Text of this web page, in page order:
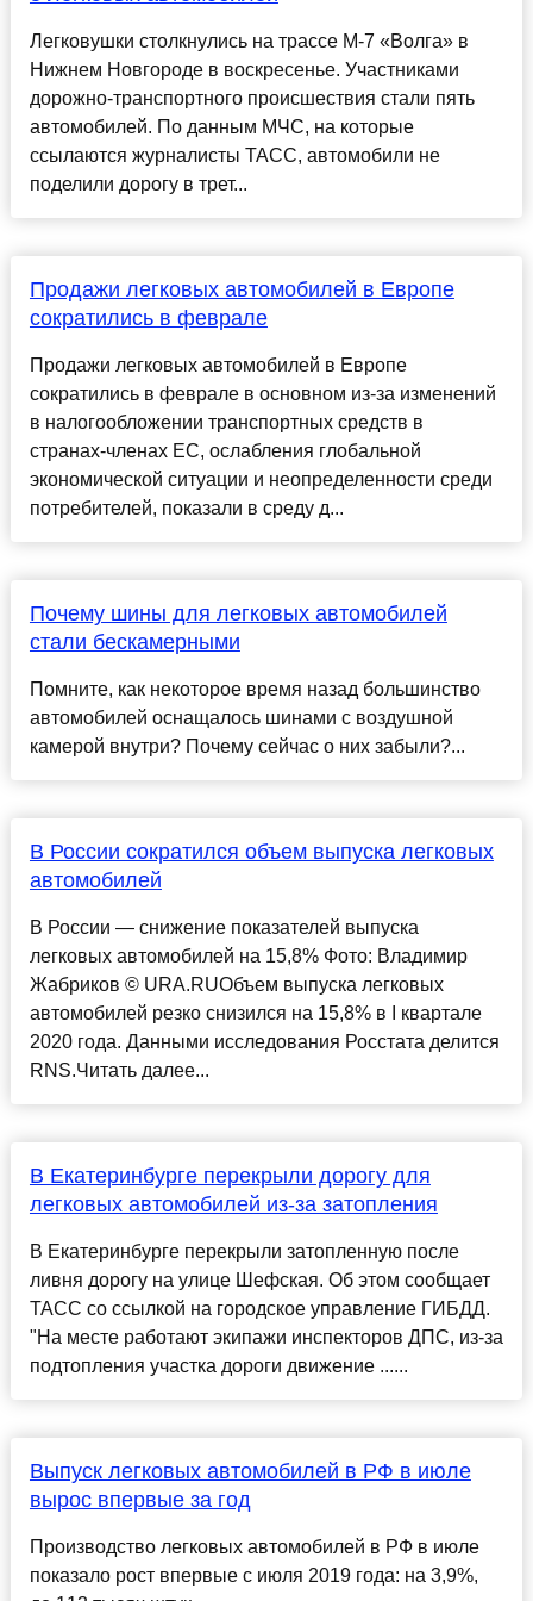
Легковушки столкнулись на трассе М-7 «Волга» в
Нижнем Новгороде в воскресенье. Участниками
дорожно-транспортного происшествия стали пять
автомобилей. По данным МЧС, на которые
ссылаются журналисты ТАСС, автомобили не
поделили дорогу в трет...
Продажи легковых автомобилей в Европе
сократились в феврале
Продажи легковых автомобилей в Европе
сократились в феврале в основном из-за изменений
в налогообложении транспортных средств в
странах-членах ЕС, ослабления глобальной
экономической ситуации и неопределенности среди
потребителей, показали в среду д...
Почему шины для легковых автомобилей
стали бескамерными
Помните, как некоторое время назад большинство
автомобилей оснащалось шинами с воздушной
камерой внутри? Почему сейчас о них забыли?...
В России сократился объем выпуска легковых
автомобилей
В России — снижение показателей выпуска
легковых автомобилей на 15,8% Фото: Владимир
Жабриков © URA.RUОбъем выпуска легковых
автомобилей резко снизился на 15,8% в I квартале
2020 года. Данными исследования Росстата делится
RNS.Читать далее...
В Екатеринбурге перекрыли дорогу для
легковых автомобилей из-за затопления
В Екатеринбурге перекрыли затопленную после
ливня дорогу на улице Шефская. Об этом сообщает
ТАСС со ссылкой на городское управление ГИБДД.
"На месте работают экипажи инспекторов ДПС, из-за
подтопления участка дороги движение ......
Выпуск легковых автомобилей в РФ в июле
вырос впервые за год
Производство легковых автомобилей в РФ в июле
показало рост впервые с июля 2019 года: на 3,9%,